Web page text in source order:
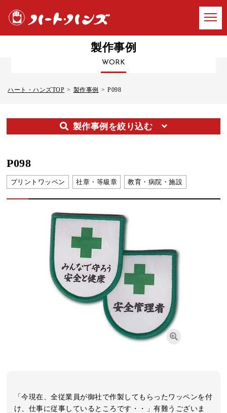
製作事例
WORK
ハート・ハンズTOP 製作事例 P098
製作事例を絞り込む
P098
プリントワッペン 社章・等級章 教育・病院・施設
「今現在、全従業員が御社で作製してもらったワッペンを付
け、仕事に従事しているところです・・」有難うございま